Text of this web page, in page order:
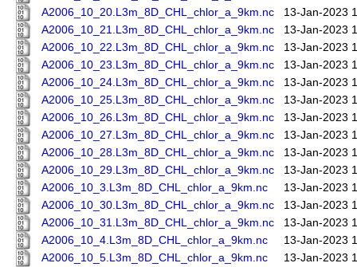
A2006_10_20.L3m_8D_CHL_chlor_a_9km.nc
13-Jan-2023
A2006_10_21.L3m_8D_CHL_chlor_a_9km.nc
13-Jan-2023
A2006_10_22.L3m_8D_CHL_chlor_a_9km.nc
13-Jan-2023
A2006_10_23.L3m_8D_CHL_chlor_a_9km.nc
13-Jan-2023
A2006_10_24.L3m_8D_CHL_chlor_a_9km.nc
13-Jan-2023
A2006_10_25.L3m_8D_CHL_chlor_a_9km.nc
13-Jan-2023
A2006_10_26.L3m_8D_CHL_chlor_a_9km.nc
13-Jan-2023
A2006_10_27.L3m_8D_CHL_chlor_a_9km.nc
13-Jan-2023
A2006_10_28.L3m_8D_CHL_chlor_a_9km.nc
13-Jan-2023
A2006_10_29.L3m_8D_CHL_chlor_a_9km.nc
13-Jan-2023
A2006_10_3.L3m_8D_CHL_chlor_a_9km.nc
13-Jan-2023
A2006_10_30.L3m_8D_CHL_chlor_a_9km.nc
13-Jan-2023
A2006_10_31.L3m_8D_CHL_chlor_a_9km.nc
13-Jan-2023
A2006_10_4.L3m_8D_CHL_chlor_a_9km.nc
13-Jan-2023
A2006_10_5.L3m_8D_CHL_chlor_a_9km.nc
13-Jan-2023